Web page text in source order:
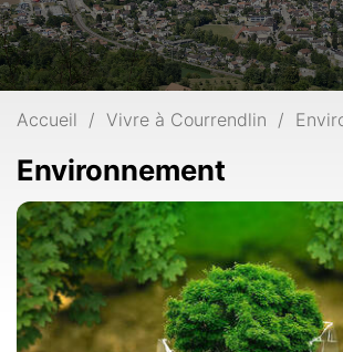
Accueil Vivre à Courrendlin
Environnement